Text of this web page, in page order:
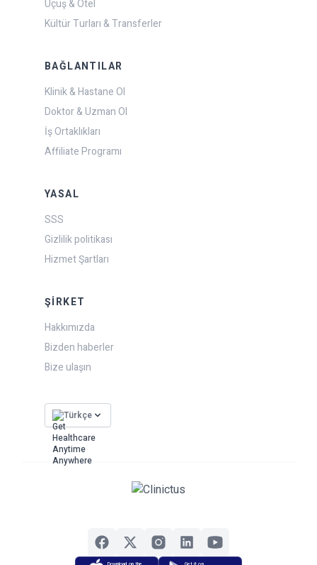
Uçuş & Otel
Kültür Turları & Transferler
BAĞLANTILAR
Klinik & Hastane Ol
Doktor & Uzman Ol
İş Ortaklıkları
Affiliate Programı
YASAL
SSS
Gizlilik politikası
Hizmet Şartları
ŞIRKET
Hakkımızda
Bizden haberler
Bize ulaşın
Türkçe